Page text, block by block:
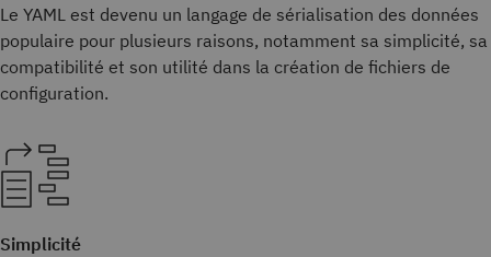
Le YAML est devenu un langage de sérialisation des données
populaire pour plusieurs raisons, notamment sa simplicité, sa
compatibilité et son utilité dans la création de fichiers de
configuration.
Simplicité